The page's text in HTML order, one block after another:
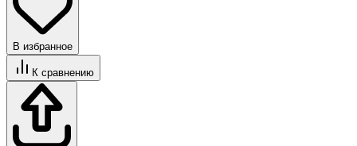
В избранное
К сравнению